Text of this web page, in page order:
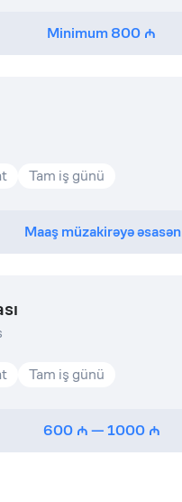
Minimum800
Tam iş günü
Maaş müzakirəyə əsasən
Tam iş günü
600 —1000